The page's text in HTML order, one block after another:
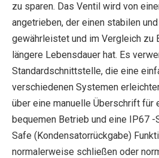
zu sparen. Das Ventil wird von
angetrieben, der einen stabilen
gewährleistet und im Vergleich zu
längere Lebensdauer hat. Es
Standardschnittstelle, die eine
verschiedenen Systemen
über eine manuelle Überschrift für
bequemen Betrieb und eine IP67 -
Safe (Kondensatorrückgabe)
normalerweise schließen oder